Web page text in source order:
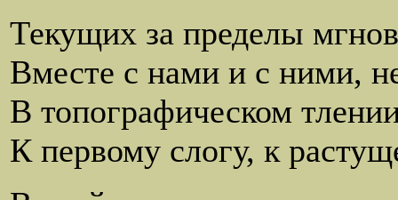
Текущих за пределы
Вместе с нами и с ними,
В топографическом
К первому слогу, к